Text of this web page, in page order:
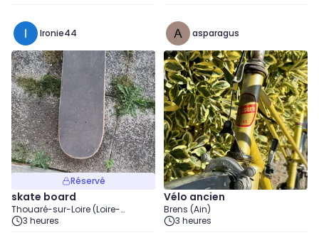
Ironie44
Réservé
skate board
Thouaré-sur-Loire (Loire-
Atlantique)
3 heures
asparagus
Vélo ancien
Brens (Ain)
3 heures